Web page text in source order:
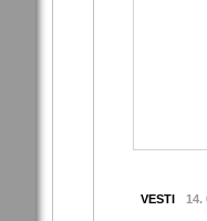
VESTI 14.